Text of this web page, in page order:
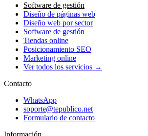
Software de gestión
Diseño de páginas web
Diseño web por sector
Software de gestión
Tiendas online
Posicionamiento SEO
Marketing online
Ver todos los servicios →
Contacto
WhatsApp
soporte@tepublico.net
Formulario de contacto
Información